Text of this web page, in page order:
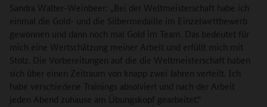
Sandra Walter-Weinbeer: „Bei der Weltmeisterschaft habe ich
einmal die Gold- und die Silbermedaille im Einzelwettbewerb
gewonnen und dann noch mal Gold im Team. Das bedeutet für
mich eine Wertschätzung meiner Arbeit und erfüllt mich mit
Stolz. Die Vorbereitungen auf die die Weltmeisterschaft haben
sich über einen Zeitraum von knapp zwei Jahren verteilt. Ich
habe verschiedene Trainings absolviert und nach der Arbeit
jeden Abend zuhause am Übungskopf gearbeitet.“